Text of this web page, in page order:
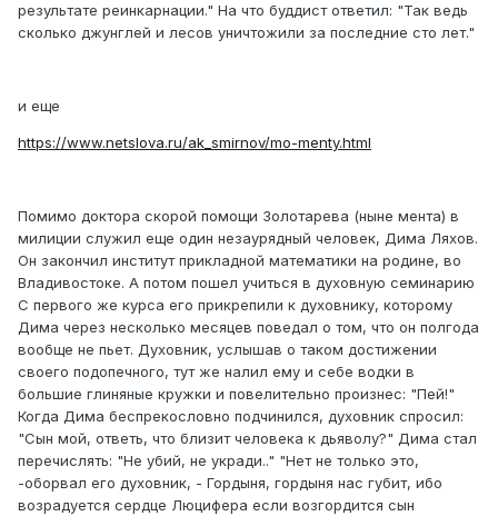
результате реинкарнации." На что буддист ответил: "Так ведь
сколько джунглей и лесов уничтожили за последние сто лет."
и еще
https://www.netslova.ru/ak_smirnov/mo-menty.html
Помимо доктора скорой помощи Золотарева (ныне мента) в
милиции служил еще один незаурядный человек, Дима Ляхов.
Он закончил институт прикладной математики на родине, во
Владивостоке. А потом пошел учиться в духовную семинарию
С первого же курса его прикрепили к духовнику, которому
Дима через несколько месяцев поведал о том, что он полгода
вообще не пьет. Духовник, услышав о таком достижении
своего подопечного, тут же налил ему и себе водки в
большие глиняные кружки и повелительно произнес: "Пей!"
Когда Дима беспрекословно подчинился, духовник спросил:
"Сын мой, ответь, что близит человека к дьяволу?" Дима стал
перечислять: "Не убий, не укради.." "Нет не только это,
-оборвал его духовник, - Гордыня, гордыня нас губит, ибо
возрадуется сердце Люцифера если возгордится сын